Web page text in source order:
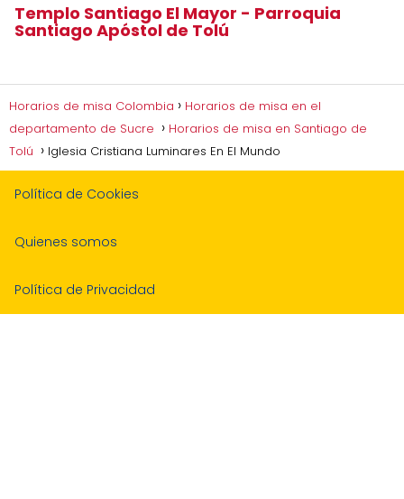
Templo Santiago El Mayor - Parroquia
Santiago Apóstol de Tolú
Horarios de misa Colombia
Horarios de misa en el
departamento de Sucre
Horarios de misa en Santiago de
Tolú
Iglesia Cristiana Luminares En El Mundo
Política de Cookies
Quienes somos
Política de Privacidad